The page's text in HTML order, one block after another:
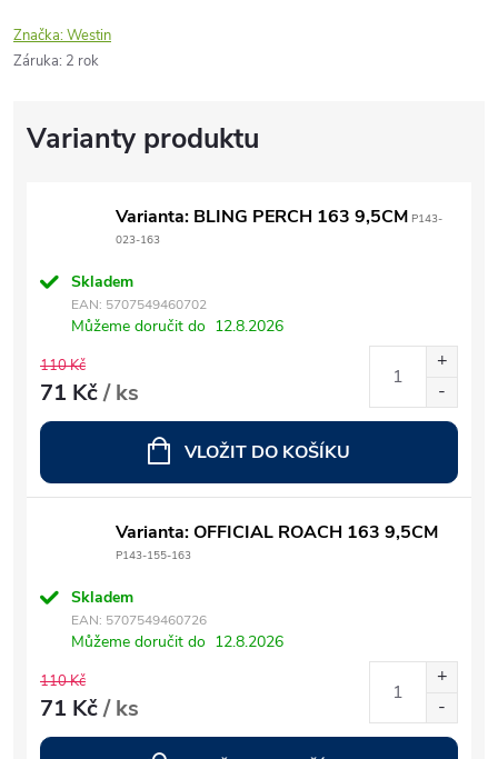
Značka:Westin
Záruka: 2 rok
Varianta: BLING PERCH 163 9,5CM P143-
023-163
Skladem
EAN: 5707549460702
Můžeme doručit do 12.8.2026
110 Kč
71 Kč/ ks
VLOŽIT DO KOŠÍKU
Varianta: OFFICIAL ROACH 163 9,5CM
P143-155-163
Skladem
EAN: 5707549460726
Můžeme doručit do 12.8.2026
110 Kč
71 Kč/ ks